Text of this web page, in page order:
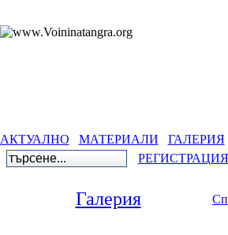
АКТУАЛНО МАТЕРИАЛИ ГАЛЕРИЯ
РЕГИСТРАЦИЯ
Галерия